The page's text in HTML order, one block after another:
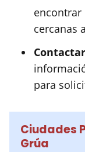
encontrar
cercanas
para
Ciudades
Grúa